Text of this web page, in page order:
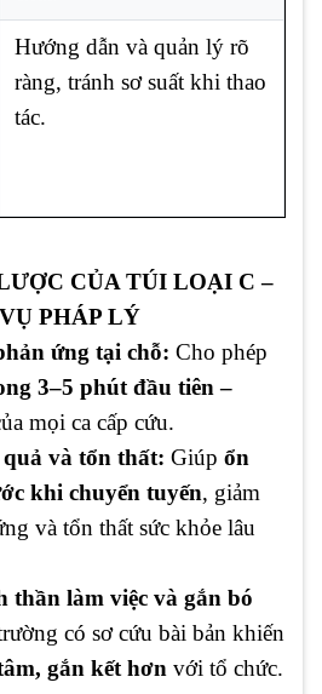
Hướng dẫn và quản lý rõ
ràng, tránh sơ suất khi thao
tác.
CỦA TÚI LOẠI C –
PHÁP LÝ
ứng tại chỗ: Cho phép
3–5 phút đầu tiên –
mọi ca cấp cứu.
và tổn thất: Giúp ổn
khi chuyển tuyến, giảm
và tổn thất sức khỏe lâu
thần làm việc và gắn bó
có sơ cứu bài bản khiến
gắn kết hơn với tổ chức.